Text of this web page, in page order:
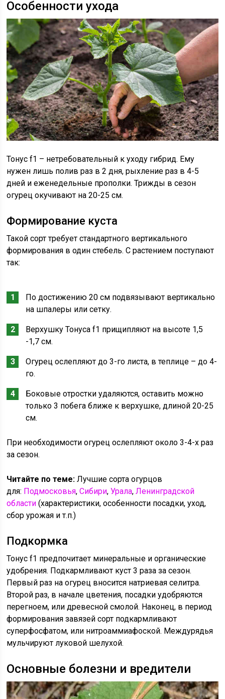
Особенности ухода
Тонус f1 – нетребовательный к уходу гибрид. Ему
нужен лишь полив раз в 2 дня, рыхление раз в 4-5
дней и еженедельные прополки. Трижды в сезон
огурец окучивают на 20-25 см.
Формирование куста
Такой сорт требует стандартного вертикального
формирования в один стебель. С растением поступают
так:
По достижению 20 см подвязывают вертикально
на шпалеры или сетку.
Верхушку Тонуса f1 прищипляют на высоте 1,5
-1,7 см.
Огурец ослепляют до 3-го листа, в теплице – до 4-
го.
Боковые отростки удаляются, оставить можно
только 3 побега ближе к верхушке, длиной 20-25
см.
При необходимости огурец ослепляют около 3-4-х раз
за сезон.
Читайте по теме:Лучшие сорта огурцов
для: Подмосковья,Сибири,Урала,Ленинградской
области (характеристики, особенности посадки, уход,
сбор урожая и т.п.)
Подкормка
Тонус f1 предпочитает минеральные и органические
удобрения. Подкармливают куст 3 раза за сезон.
Первый раз на огурец вносится натриевая селитра.
Второй раз, в начале цветения, посадки удобряются
перегноем, или древесной смолой. Наконец, в период
формирования завязей сорт подкармливают
суперфосфатом, или нитроаммиафоской. Междурядья
мульчируют луковой шелухой.
Основные болезни и вредители